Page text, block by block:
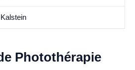
Kalstein
Photothérapie